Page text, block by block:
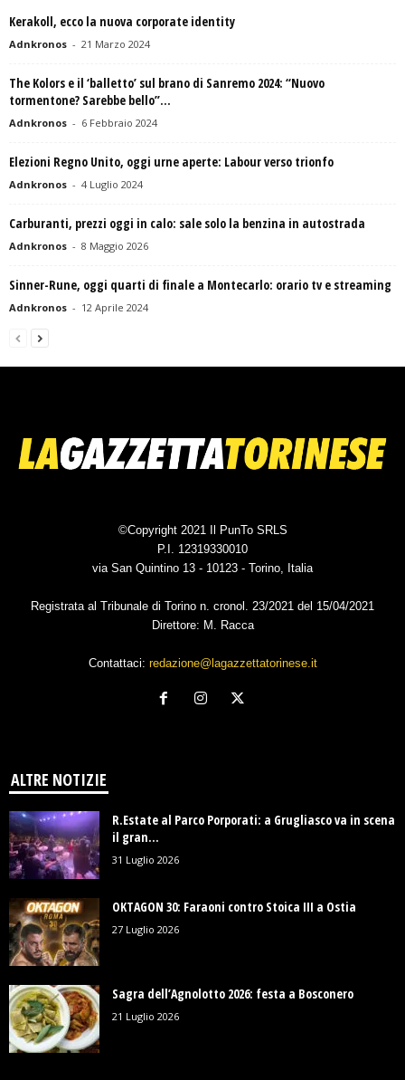
Kerakoll, ecco la nuova corporate identity
Adnkronos - 21 Marzo 2024
The Kolors e il ‘balletto’ sul brano di Sanremo 2024: “Nuovo
tormentone? Sarebbe bello”...
Adnkronos - 6 Febbraio 2024
Elezioni Regno Unito, oggi urne aperte: Labour verso trionfo
Adnkronos - 4 Luglio 2024
Carburanti, prezzi oggi in calo: sale solo la benzina in autostrada
Adnkronos - 8 Maggio 2026
Sinner-Rune, oggi quarti di finale a Montecarlo: orario tv e streaming
Adnkronos - 12 Aprile 2024
©Copyright 2021 Il PunTo SRLS
P.I. 12319330010
via San Quintino 13 - 10123 - Torino, Italia
Registrata al Tribunale di Torino n. cronol. 23/2021 del 15/04/2021
Direttore: M. Racca
Contattaci: redazione@lagazzettatorinese.it
ALTRE NOTIZIE
R.Estate al Parco Porporati: a Grugliasco va in scena
il gran...
31 Luglio 2026
OKTAGON 30: Faraoni contro Stoica III a Ostia
27 Luglio 2026
Sagra dell’Agnolotto 2026: festa a Bosconero
21 Luglio 2026